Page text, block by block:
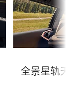
全景星轨